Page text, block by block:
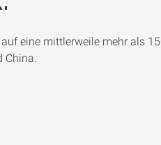
eine mittlerweile mehr als
China.